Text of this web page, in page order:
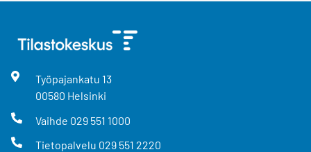
Työpajankatu 13
00580 Helsinki
Vaihde 029 551 1000
Tietopalvelu 029 551 2220